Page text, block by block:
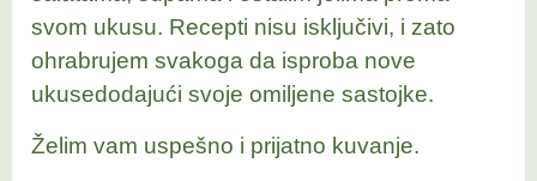
svom ukusu. Recepti nisu isključivi, i zato
ohrabrujem svakoga da isproba nove
ukusedodajući svoje omiljene sastojke.
Želim vam uspešno i prijatno kuvanje.